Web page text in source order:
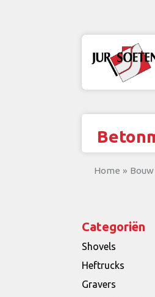
Home »
Categoriën
Shovels
Heftrucks
Gravers